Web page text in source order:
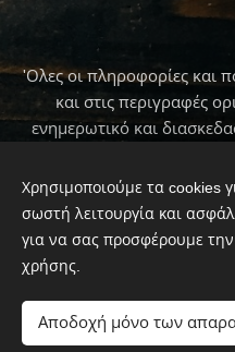
'Ολες οι πληροφορίες και
και στις περιγραφές
ενημερωτικό και
© 2020 To Παραδοσιακό
Χρησιμοποιούμε τα cookies
σωστή λειτουργία και
για να σας προσφέρουμε
χρήσης.
Αποδοχή μόνο των